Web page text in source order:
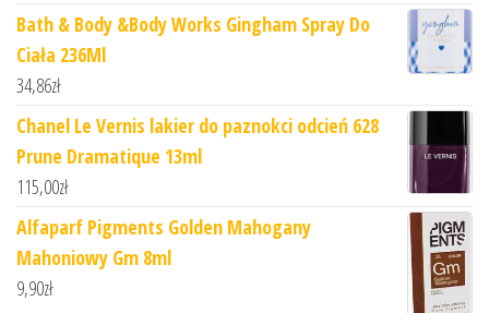
Bath & Body &Body Works Gingham Spray Do
Ciała 236Ml
34,86zł
Chanel Le Vernis lakier do paznokci odcień 628
Prune Dramatique 13ml
115,00zł
Alfaparf Pigments Golden Mahogany
Mahoniowy Gm 8ml
9,90zł